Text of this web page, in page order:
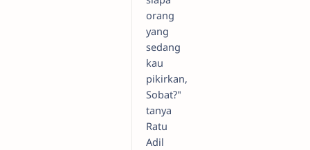
orang
yang
sedang
kau
pikirkan,
Sobat?"
tanya
Ratu
Adil